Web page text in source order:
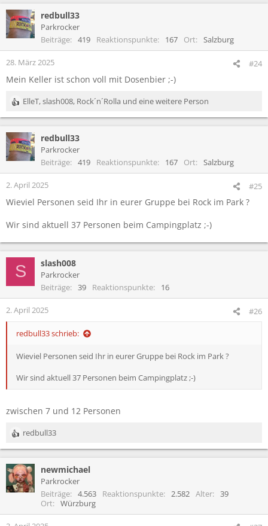
k
t
i
n
n
redbull33
Parkrocker
Beiträge
419 Reaktionspunkte 167 Ort Salzburg
28. März 2025 #24
Mein Keller ist schon voll mit Dosenbier ;-)
R
e
k
t
i
n
ElleT,slash008, Rock´n´Rolla und eine weitere Person
redbull33
Parkrocker
Beiträge
419 Reaktionspunkte 167 Ort Salzburg
2. April 2025 #25
Wieviel Personen seid Ihr in eurer Gruppe bei Rock im Park ?
Wir sind aktuell 37 Personen beim Campingplatz ;-)
S slash008
Parkrocker
Beiträge
39 Reaktionspunkte 16
2. April 2025 #26
redbull33 schrieb:
Wieviel Personen seid Ihr in eurer Gruppe bei Rock im Park ?
Wir sind aktuell 37 Personen beim Campingplatz ;-)
zwischen 7 und 12 Personen
R
e
k
t
i
n
redbull33
newmichael
Parkrocker
Beiträge
4.563 Reaktionspunkte 2.582 Alter
39
Ort
Würzburg